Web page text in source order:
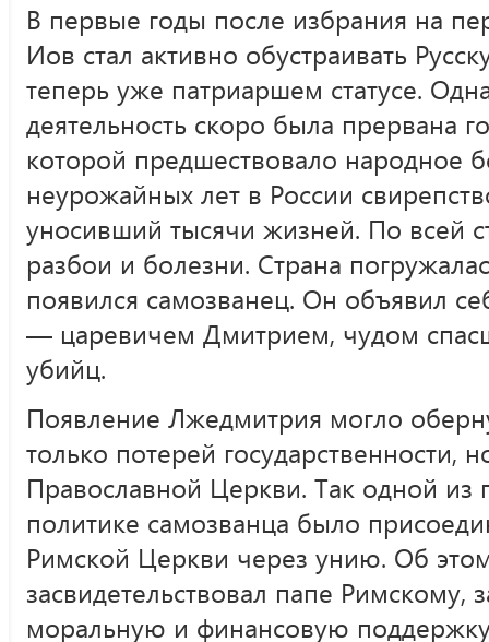
В первые годы после избрания на
Иов стал активно обустраивать
теперь уже патриаршем статусе.
деятельность скоро была прервана
которой предшествовало народное
неурожайных лет в России
уносивший тысячи жизней. По всей
разбои и болезни. Страна
появился самозванец. Он объявил
— царевичем Дмитрием, чудом
убийц.
Появление Лжедмитрия могло
только потерей государственности,
Православной Церкви. Так одной из
политике самозванца было
Римской Церкви через унию. Об
засвидетельствовал папе Римскому,
моральную и финансовую